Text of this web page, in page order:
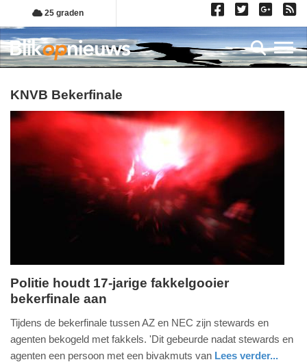
Overslaan
en
naar
de
gaan
25 graden
KNVB Bekerfinale
maandag,
juni
2026
Politie houdt 17-jarige fakkelgooier
bekerfinale aan
Tijdens de bekerfinale tussen AZ en NEC zijn stewards en
agenten bekogeld met fakkels. 'Dit gebeurde nadat stewards en
agenten een persoon met een bivakmuts van Lees verder...